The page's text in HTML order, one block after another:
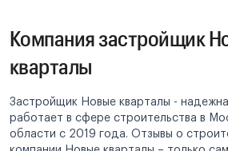
Компания застройщик
кварталы
Застройщик Новые кварталы -
работает в сфере строительства в
области с 2019 года. Отзывы о